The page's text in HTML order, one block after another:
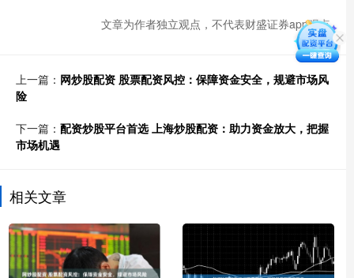
文章为作者独立观点，不代表财盛证券app观点
上一篇： 网炒股配资 股票配资风控：保障资金安全，规避市场风
险
下一篇： 配资炒股平台首选 上海炒股配资：助力资金放大，把握
市场机遇
相关文章